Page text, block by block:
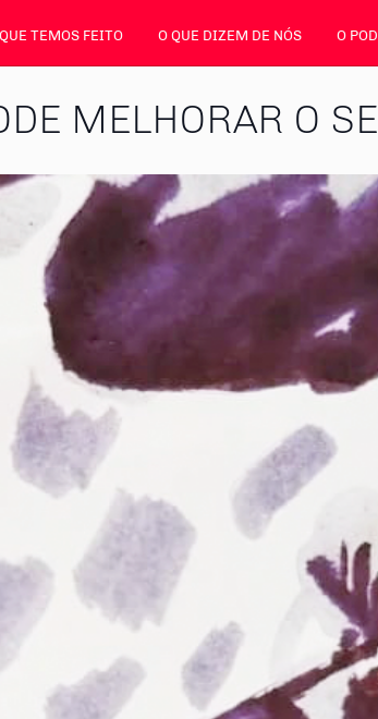
TEMOS FEITO O QUE DIZEM DE NÓS O
MELHORAR O